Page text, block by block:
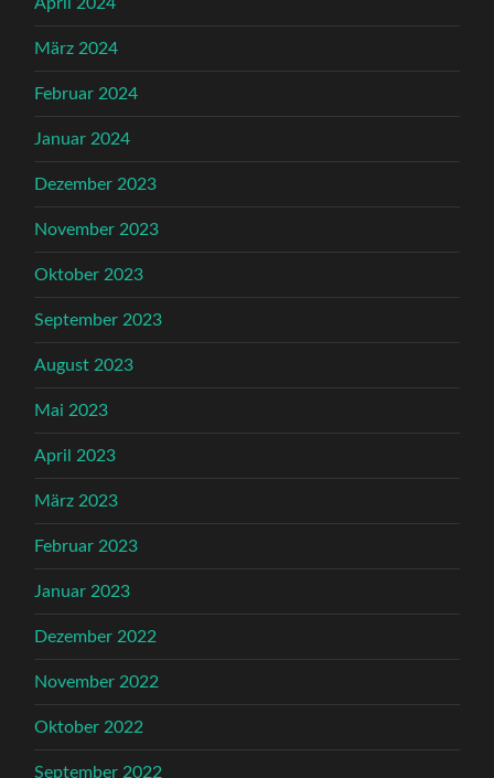
März 2024
Februar 2024
Januar 2024
Dezember 2023
November 2023
Oktober 2023
September 2023
August 2023
Mai 2023
April 2023
März 2023
Februar 2023
Januar 2023
Dezember 2022
November 2022
Oktober 2022
September 2022